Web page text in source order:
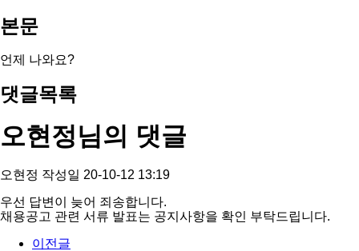
본문
언제 나와요?
댓글목록
오현정님의 댓글
오현정 작성일 20-10-12 13:19
우선 답변이 늦어 죄송합니다.
채용공고 관련 서류 발표는 공지사항을 확인 부탁드립니다.
이전글